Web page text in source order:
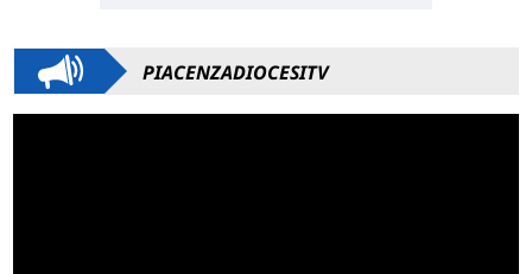
PIACENZADIOCESITV